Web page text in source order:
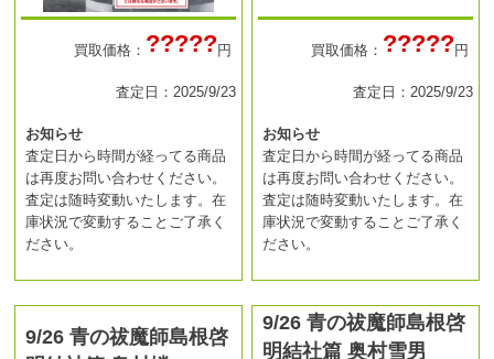
買取価格： ?????円
査定日：2025/9/23
お知らせ
査定日から時間が経ってる商品
は再度お問い合わせください。
査定は随時変動いたします。在
庫状況で変動することご了承く
ださい。
買取価格： ?????円
査定日：2025/9/23
お知らせ
査定日から時間が経ってる商品
は再度お問い合わせください。
査定は随時変動いたします。在
庫状況で変動することご了承く
ださい。
9/26 青の祓魔師島根啓
9/26 青の祓魔師島根啓
明結社篇 奥村雪男